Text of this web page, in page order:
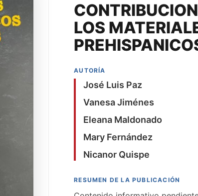
LOS
AUTORÍA
José Luis Paz
Vanesa Jiménes
Eleana Maldonado
Mary Fernández
Nicanor Quispe
RESUMEN DE LA PUBLICACIÓN